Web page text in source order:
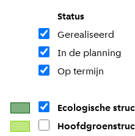
Status
Gerealiseerd
In de planning
Op termijn
Ecologische